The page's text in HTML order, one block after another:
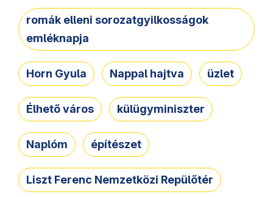
romák elleni sorozatgyilkosságok
emléknapja
Horn Gyula Nappal hajtva üzlet
Élhető város külügyminiszter
Naplóm építészet
Liszt Ferenc Nemzetközi Repülőtér